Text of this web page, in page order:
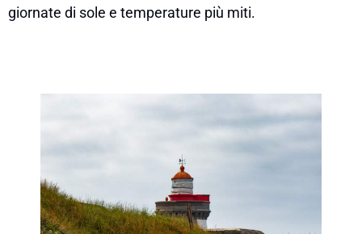
giornate di sole e temperature più miti.